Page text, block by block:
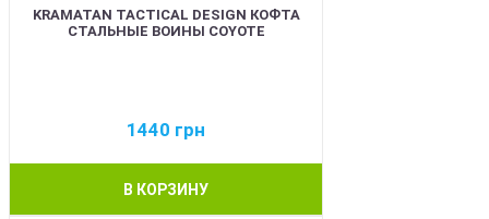
KRAMATAN TACTICAL DESIGN КОФТА
СТАЛЬНЫЕ ВОИНЫ COYOTE
1440 грн
В КОРЗИНУ